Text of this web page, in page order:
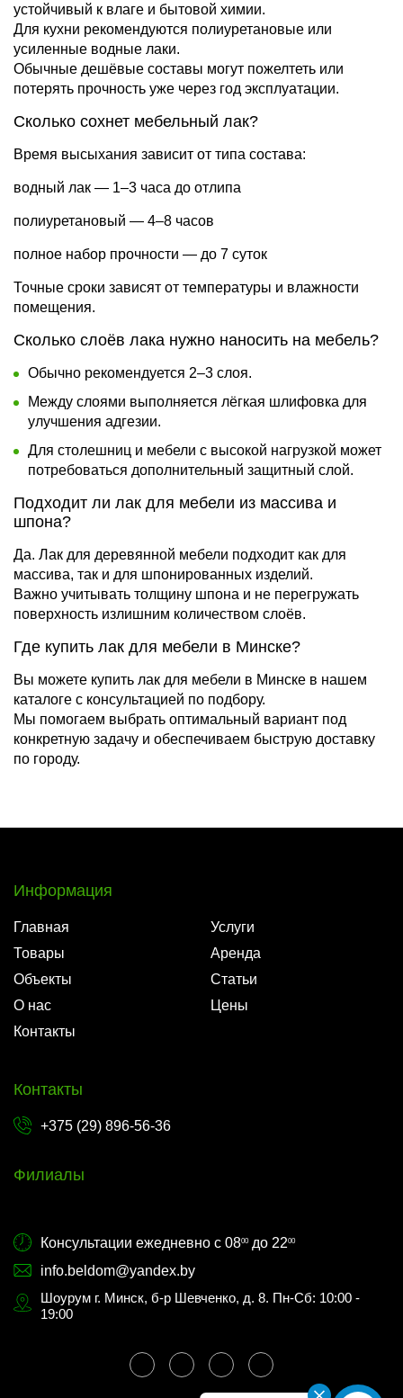
устойчивый к влаге и бытовой химии.
Для кухни рекомендуются полиуретановые или
усиленные водные лаки.
Обычные дешёвые составы могут пожелтеть или
потерять прочность уже через год эксплуатации.
Сколько сохнет мебельный лак?
Время высыхания зависит от типа состава:
водный лак — 1–3 часа до отлипа
полиуретановый — 4–8 часов
полное набор прочности — до 7 суток
Точные сроки зависят от температуры и влажности
помещения.
Сколько слоёв лака нужно наносить на мебель?
Обычно рекомендуется 2–3 слоя.
Между слоями выполняется лёгкая шлифовка для
улучшения адгезии.
Для столешниц и мебели с высокой нагрузкой может
потребоваться дополнительный защитный слой.
Подходит ли лак для мебели из массива и
шпона?
Да. Лак для деревянной мебели подходит как для
массива, так и для шпонированных изделий.
Важно учитывать толщину шпона и не перегружать
поверхность излишним количеством слоёв.
Где купить лак для мебели в Минске?
Вы можете купить лак для мебели в Минске в нашем
каталоге с консультацией по подбору.
Мы помогаем выбрать оптимальный вариант под
конкретную задачу и обеспечиваем быструю доставку
по городу.
Информация
Главная
Услуги
Товары
Аренда
Объекты
Статьи
О нас
Цены
Контакты
Контакты
+375 (29) 896-56-36
Филиалы
Консультации ежедневно с 0800до 2200
info.beldom@yandex.by
Шоурум г. Минск, б-р Шевченко, д. 8. Пн-Сб: 10:00 -
19:00